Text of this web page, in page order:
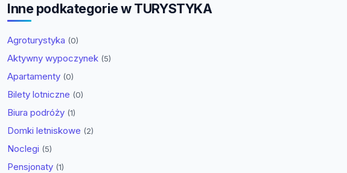
Inne podkategorie w TURYSTYKA
Agroturystyka (0)
Aktywny wypoczynek (5)
Apartamenty (0)
Bilety lotniczne (0)
Biura podróży (1)
Domki letniskowe (2)
Noclegi (5)
Pensjonaty (1)